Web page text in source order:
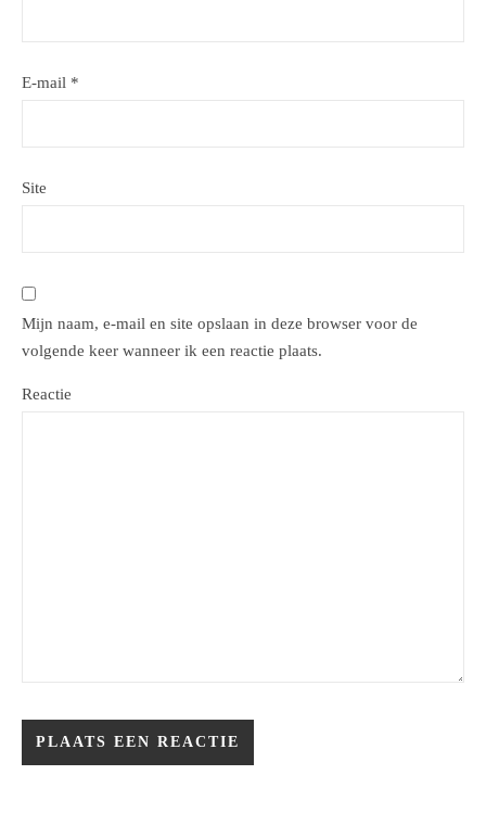
E-mail *
Site
Mijn naam, e-mail en site opslaan in deze browser voor de
volgende keer wanneer ik een reactie plaats.
Reactie